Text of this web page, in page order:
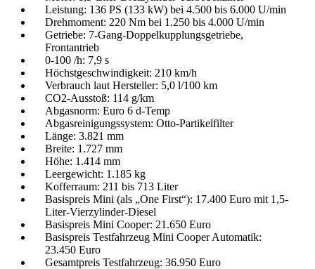
Leistung: 136 PS (133 kW) bei 4.500 bis 6.000 U/min
Drehmoment: 220 Nm bei 1.250 bis 4.000 U/min
Getriebe: 7-Gang-Doppelkupplungsgetriebe,
Frontantrieb
0-100 /h: 7,9 s
Höchstgeschwindigkeit: 210 km/h
Verbrauch laut Hersteller: 5,0 l/100 km
CO2-Ausstoß: 114 g/km
Abgasnorm: Euro 6 d-Temp
Abgasreinigungssystem: Otto-Partikelfilter
Länge: 3.821 mm
Breite: 1.727 mm
Höhe: 1.414 mm
Leergewicht: 1.185 kg
Kofferraum: 211 bis 713 Liter
Basispreis Mini (als „One First“): 17.400 Euro mit 1,5-
Liter-Vierzylinder-Diesel
Basispreis Mini Cooper: 21.650 Euro
Basispreis Testfahrzeug Mini Cooper Automatik:
23.450 Euro
Gesamtpreis Testfahrzeug: 36.950 Euro